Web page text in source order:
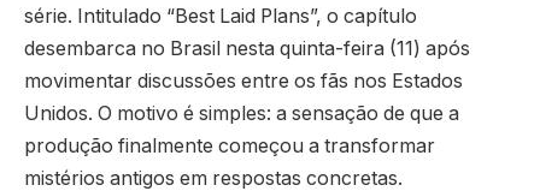
série. Intitulado “Best Laid Plans”, o capítulo
desembarca no Brasil nesta quinta-feira (11) após
movimentar discussões entre os fãs nos Estados
Unidos. O motivo é simples: a sensação de que a
produção finalmente começou a transformar
mistérios antigos em respostas concretas.